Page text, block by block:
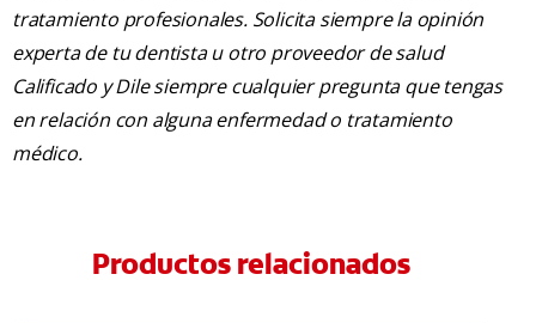
tratamiento profesionales. Solicita siempre la opinión
experta de tu dentista u otro proveedor de salud
Calificado y Dile siempre cualquier pregunta que tengas
en relación con alguna enfermedad o tratamiento
médico.
Productos relacionados